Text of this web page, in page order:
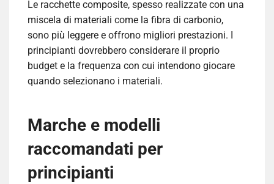
Le racchette composite, spesso realizzate con una
miscela di materiali come la fibra di carbonio,
sono più leggere e offrono migliori prestazioni. I
principianti dovrebbero considerare il proprio
budget e la frequenza con cui intendono giocare
quando selezionano i materiali.
Marche e modelli
raccomandati per
principianti